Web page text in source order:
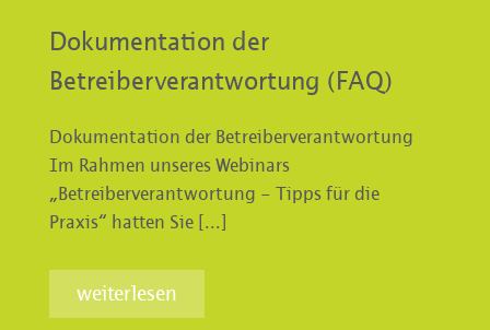
Dokumentation der
Betreiberverantwortung (FAQ)
Dokumentation der Betreiberverantwortung
Im Rahmen unseres Webinars
„Betreiberverantwortung – Tipps für die
Praxis“ hatten Sie [...]
weiterlesen